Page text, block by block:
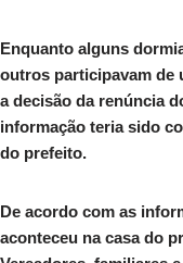
Enquanto alguns
outros participavam de
a decisão da renúncia
informação teria sido
do prefeito.
De acordo com as
aconteceu na casa do